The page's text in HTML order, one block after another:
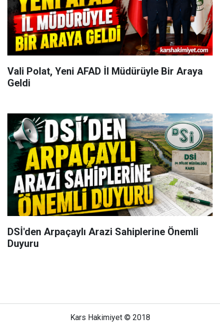
Vali Polat, Yeni AFAD İl Müdürüyle Bir Araya
Geldi
DSİ'den Arpaçaylı Arazi Sahiplerine Önemli
Duyuru
Kars Hakimiyet © 2018